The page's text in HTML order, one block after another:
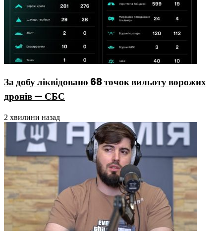
За добу ліквідовано 68 точок вильоту ворожих
дронів — СБС
2 хвилини назад